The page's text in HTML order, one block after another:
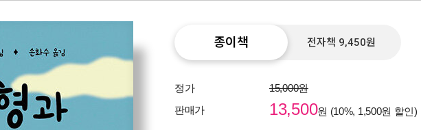
종이책 전자책 9,450원
정가
15,000원
판매가
13,500원 (10%, 1,500원 할인)